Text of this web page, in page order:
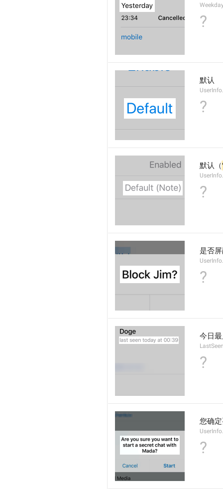
?
默认
?
默认（
?
是否
?
今日
?
您确
?